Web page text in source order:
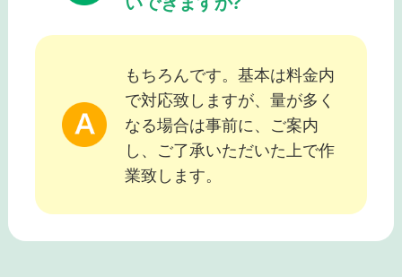
もちろんです。基本は料金内
で対応致しますが、量が多く
なる場合は事前に、ご案内
し、ご了承いただいた上で作
業致します。